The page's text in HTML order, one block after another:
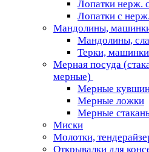
Лопатки нерж.
Лопатки с
Мандолины,
Мандолины,
Терки,
Мерная посуда
мерные)
Мерные
Мерные ложки
Мерные
Миски
Молотки,
Открывалки для